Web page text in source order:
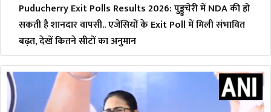
Puducherry Exit Polls Results 2026: पुड्डुचेरी में NDA की हो
सकती है शानदार वापसी.. एजेंसियों के Exit Poll में मिली संभावित
बढ़त, देखें कितने सीटों का अनुमान